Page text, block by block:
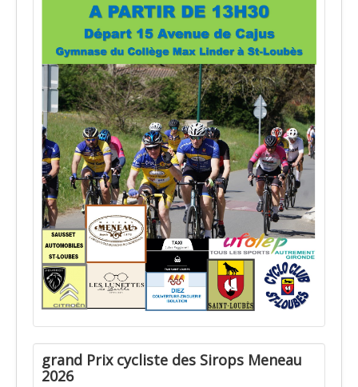
grand Prix cycliste des Sirops Meneau
2026